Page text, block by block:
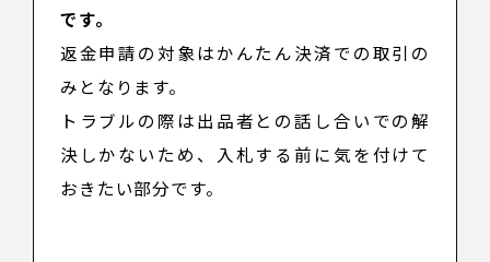
です。
返金申請の対象はかんたん決済での取引の
みとなります。
トラブルの際は出品者との話し合いでの解
決しかないため、入札する前に気を付けて
おきたい部分です。